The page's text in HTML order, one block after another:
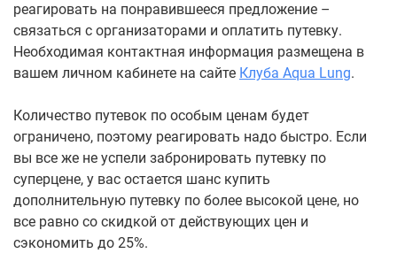
реагировать на понравившееся предложение –
связаться с организаторами и оплатить путевку.
Необходимая контактная информация размещена в
вашем личном кабинете на сайте Клуба Aqua Lung.
Количество путевок по особым ценам будет
ограничено, поэтому реагировать надо быстро. Если
вы все же не успели забронировать путевку по
суперцене, у вас остается шанс купить
дополнительную путевку по более высокой цене, но
все равно со скидкой от действующих цен и
сэкономить до 25%.